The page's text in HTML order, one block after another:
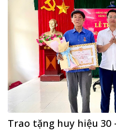
Trao tặng huy hiệu